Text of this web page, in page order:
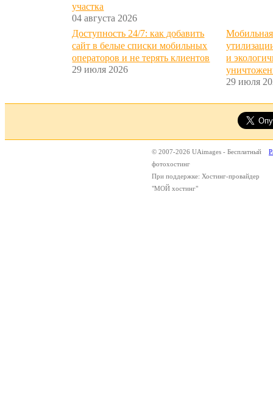
участка
04 августа 2026
Доступность 24/7: как добавить
сайт в белые списки мобильных
операторов и не терять клиентов
29 июля 2026
Мобильная
и
29 июля
© 2007-2026 UAimages - Бесплатный
фотохостинг
При поддержке: Хостинг-провайдер
"МОЙ хостинг"